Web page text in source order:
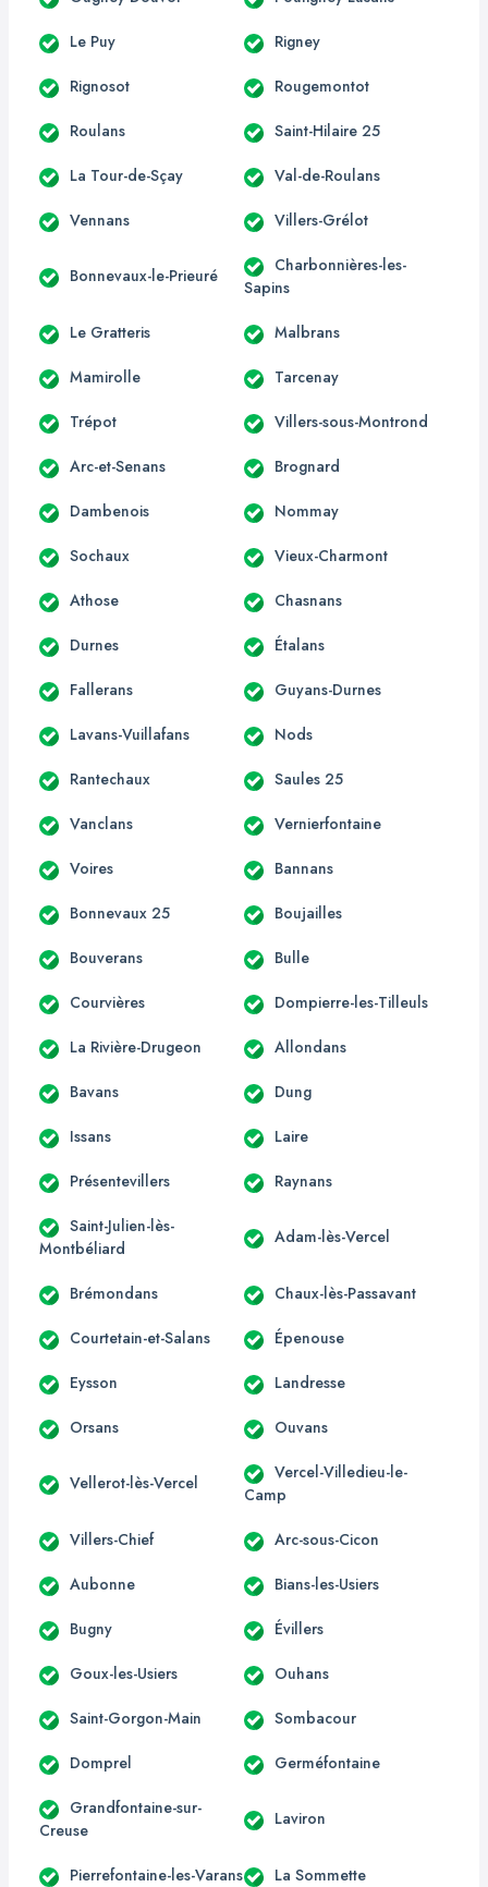
Le Puy Rigney
Rignosot Rougemontot
Roulans Saint-Hilaire 25
La Tour-de-Sçay Val-de-Roulans
Vennans Villers-Grélot
Bonnevaux-le-Prieuré
Charbonnières-les-
Sapins
Le Gratteris Malbrans
Mamirolle Tarcenay
Trépot Villers-sous-Montrond
Arc-et-Senans Brognard
Dambenois Nommay
Sochaux Vieux-Charmont
Athose Chasnans
Durnes Étalans
Fallerans Guyans-Durnes
Lavans-Vuillafans Nods
Rantechaux Saules 25
Vanclans Vernierfontaine
Voires Bannans
Bonnevaux 25 Boujailles
Bouverans Bulle
Courvières Dompierre-les-Tilleuls
La Rivière-Drugeon Allondans
Bavans Dung
Issans Laire
Présentevillers Raynans
Saint-Julien-lès-
Montbéliard
Adam-lès-Vercel
Brémondans Chaux-lès-Passavant
Courtetain-et-Salans Épenouse
Eysson Landresse
Orsans Ouvans
Vellerot-lès-Vercel
Vercel-Villedieu-le-
Camp
Villers-Chief Arc-sous-Cicon
Aubonne Bians-les-Usiers
Bugny Évillers
Goux-les-Usiers Ouhans
Saint-Gorgon-Main Sombacour
Domprel Germéfontaine
Grandfontaine-sur-
Creuse
Laviron
Pierrefontaine-les-Varans La Sommette